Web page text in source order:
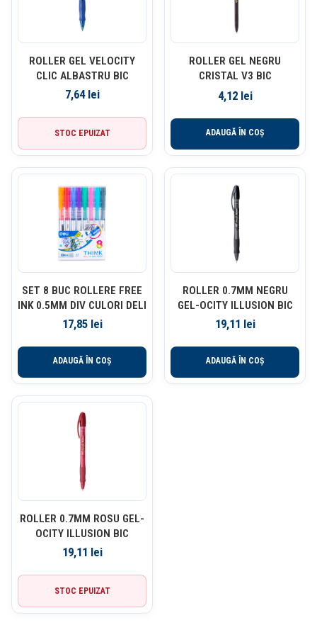
ROLLER GEL VELOCITY
CLIC ALBASTRU BIC
7,64 lei
STOC EPUIZAT
ROLLER GEL NEGRU
CRISTAL V3 BIC
4,12 lei
ADAUGĂ ÎN COȘ
SET 8 BUC ROLLERE FREE
INK 0.5MM DIV CULORI DELI
17,85 lei
ADAUGĂ ÎN COȘ
ROLLER 0.7MM NEGRU
GEL-OCITY ILLUSION BIC
19,11 lei
ADAUGĂ ÎN COȘ
ROLLER 0.7MM ROSU GEL-
OCITY ILLUSION BIC
19,11 lei
STOC EPUIZAT